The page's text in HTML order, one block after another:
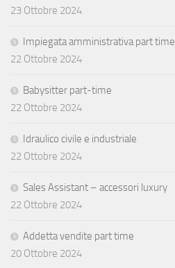
23 Ottobre 2024
Impiegata amministrativa part time
22 Ottobre 2024
Babysitter part-time
22 Ottobre 2024
Idraulico civile e industriale
22 Ottobre 2024
Sales Assistant – accessori luxury
22 Ottobre 2024
Addetta vendite part time
20 Ottobre 2024